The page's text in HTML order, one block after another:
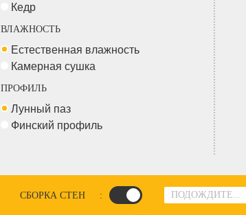
Кедр
ВЛАЖНОСТЬ
Естественная влажность
Камерная сушка
ПРОФИЛЬ
Лунный паз
Финский профиль
ПОДОЖДИТЕ...
СБОРКА СТЕН :